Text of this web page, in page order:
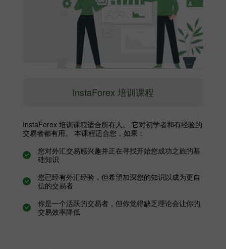
InstaForex 培训课程
InstaForex 培训课程适合所有人。 它对初学者和有经验的
交易者都有用。 本课程适合您，如果：
您对外汇交易感兴趣并正在寻找开始您成功之旅的基
础知识
您已经有外汇经验，但希望加深您的知识以成为更自
信的交易者
你是一个活跃的交易者，但你觉得缺乏理论会让你的
交易效率降低